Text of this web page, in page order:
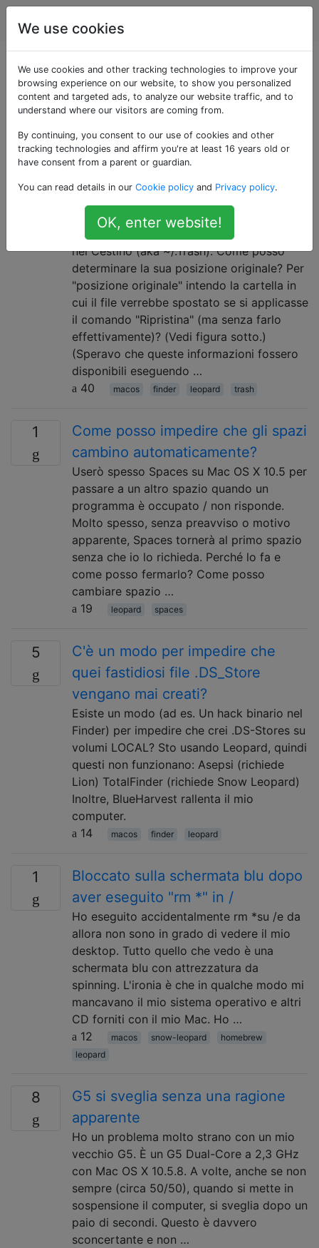
Apple
Domande taggate
«leopard»
Mac OS X 10.5 Leopard, la sesta versione di Mac OS X.
Come determinare la posizione
originale del file che è attualmente
nel Cestino?
Supponiamo che un file "Any File.pdf" sia
nel Cestino (aka ~/.Trash). Come posso
determinare la sua posizione originale? Per
"posizione originale" intendo la cartella in
cui il file verrebbe spostato se si applicasse
il comando "Ripristina" (ma senza farlo
effettivamente)? (Vedi figura sotto.)
(Speravo che queste informazioni fossero
disponibili eseguendo …
40
macos finder leopard trash
1
Come posso impedire che gli spazi
cambino automaticamente?
Userò spesso Spaces su Mac OS X 10.5 per
passare a un altro spazio quando un
programma è occupato / non risponde.
Molto spesso, senza preavviso o motivo
apparente, Spaces tornerà al primo spazio
senza che io lo richieda. Perché lo fa e
come posso fermarlo? Come posso
cambiare spazio …
19
leopard spaces
5
C'è un modo per impedire che
quei fastidiosi file .DS_Store
vengano mai creati?
Esiste un modo (ad es. Un hack binario nel
Finder) per impedire che crei .DS-Stores su
volumi LOCAL? Sto usando Leopard, quindi
questi non funzionano: Asepsi (richiede
Lion) TotalFinder (richiede Snow Leopard)
Inoltre, BlueHarvest rallenta il mio
computer.
14
macos finder leopard
1
Bloccato sulla schermata blu dopo
aver eseguito "rm *" in /
Ho eseguito accidentalmente rm *su /e da
allora non sono in grado di vedere il mio
desktop. Tutto quello che vedo è una
schermata blu con attrezzatura da
spinning. L'ironia è che in qualche modo mi
mancavano il mio sistema operativo e altri
CD forniti con il mio Mac. Ho …
12
macos snow-leopard
homebrew
leopard
8
G5 si sveglia senza una ragione
apparente
Ho un problema molto strano con un mio
vecchio G5. È un G5 Dual-Core a 2,3 GHz
con Mac OS X 10.5.8. A volte, anche se non
sempre (circa 50/50), quando si mette in
sospensione il computer, si sveglia dopo un
paio di secondi. Questo è davvero
sconcertante e non …
We use cookies
We use cookies and other tracking technologies to improve your
browsing experience on our website, to show you personalized
content and targeted ads, to analyze our website traffic, and to
understand where our visitors are coming from.
By continuing, you consent to our use of cookies and other
tracking technologies and affirm you're at least 16 years old or
have consent from a parent or guardian.
You can read details in our Cookie policy and Privacy policy.
OK, enter website!